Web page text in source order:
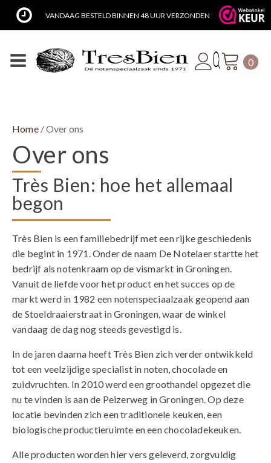
VANDAAG BESTELD BINNEN 48 UUR VERZONDEN
0
Home/ Over ons
Over ons
Très Bien: hoe het allemaal
begon
Très Bien is een familiebedrijf met een rijke geschiedenis
die begint in 1971. Onder de naam De Notelaer startte het
bedrijf als notenkraam op de vismarkt in Groningen.
Vanuit de liefde voor het product en het succes op de
markt werd in 1982 een notenspeciaalzaak geopend aan
de Stoeldraaierstraat in Groningen, waar de winkel
vandaag de dag nog steeds gevestigd is.
In de jaren daarna heeft Très Bien zich verder ontwikkeld
tot een veelzijdige specialist in noten, chocolade en
zuidvruchten. In 2010 werd een groothandel opgezet die
nu te vinden is aan de Peizerweg in Groningen. Op deze
locatie bevinden zich een traditionele keuken, een
biologische productieruimte en een chocoladekeuken.
Alle producten worden hier vers geleverd, zorgvuldig